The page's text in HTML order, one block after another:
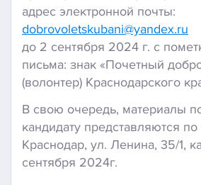
адрес электронной почты:
dobrovoletskubani@yandex.ru
до 2 сентября 2024 г. с
письма: знак «Почетный
(волонтер) Краснодарского
В свою очередь, материалы
кандидату представляются по
Краснодар, ул. Ленина, 35/1,
сентября 2024г.